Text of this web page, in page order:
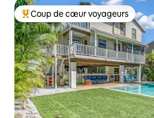
Coups de cœur voyageurs les
Coup de cœur voyageurs